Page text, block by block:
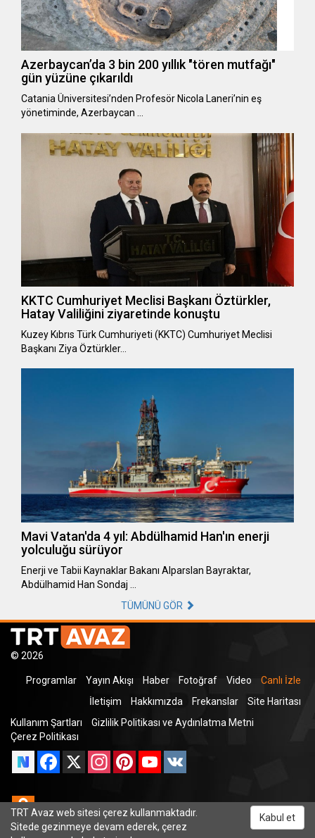
Azerbaycan’da 3 bin 200 yıllık "tören mutfağı"
gün yüzüne çıkarıldı
Catania Üniversitesi’nden Profesör Nicola Laneri’nin eş
yönetiminde, Azerbaycan …
KKTC Cumhuriyet Meclisi Başkanı Öztürkler,
Hatay Valiliğini ziyaretinde konuştu
Kuzey Kıbrıs Türk Cumhuriyeti (KKTC) Cumhuriyet Meclisi
Başkanı Ziya Öztürkler…
Mavi Vatan'da 4 yıl: Abdülhamid Han'ın enerji
yolculuğu sürüyor
Enerji ve Tabii Kaynaklar Bakanı Alparslan Bayraktar,
Abdülhamid Han Sondaj …
TÜMÜNÜ GÖR
© 2026
Programlar Yayın Akışı Haber Fotoğraf Video
Canlı İzle
İletişim
Hakkımızda Frekanslar
Site Haritası
Kullanım Şartları
Gizlilik Politikası ve Aydınlatma Metni
Çerez Politikası
Facebook
X InstagramPinterestYouTube
Odnoklassniki
TRT Avaz web sitesi çerez kullanmaktadır.
Sitede gezinmeye devam ederek, çerez
Kabul et